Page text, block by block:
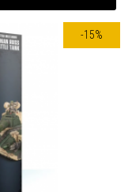
-15%